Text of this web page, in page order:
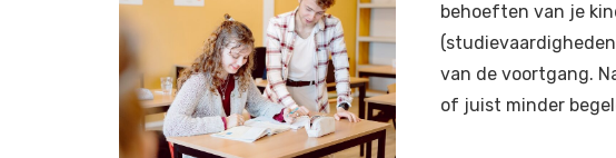
behoeften van je
van de voortgang.
of juist minder